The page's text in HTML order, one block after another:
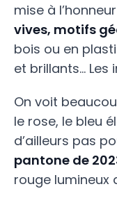
mise à
vives, motifs
bois ou en
et brillants… Les
On voit
le rose, le bleu
d’ailleurs pas
pantone de
rouge lumineux